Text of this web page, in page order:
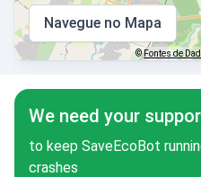
Navegue no Mapa
©Fontes de
We need your
to keep SaveEcoBot
crashes